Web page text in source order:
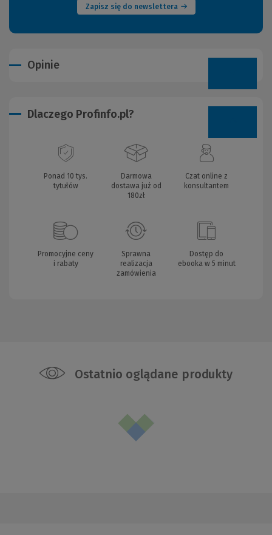
Zapisz się do newslettera
Opinie
Dlaczego Profinfo.pl?
Ponad 10 tys.
tytułów
Darmowa
dostawa już od
180zł
Czat online z
konsultantem
Promocyjne ceny
i rabaty
Sprawna
realizacja
zamówienia
Dostęp do
ebooka w 5 minut
Ostatnio oglądane produkty